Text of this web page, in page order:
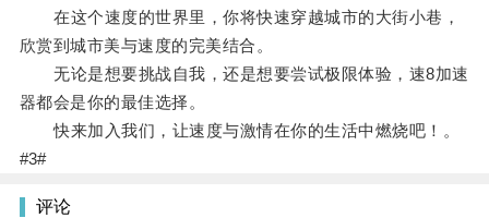
在这个速度的世界里，你将快速穿越城市的大街小巷，
欣赏到城市美与速度的完美结合。
无论是想要挑战自我，还是想要尝试极限体验，速8加速
器都会是你的最佳选择。
快来加入我们，让速度与激情在你的生活中燃烧吧！。
#3#
评论